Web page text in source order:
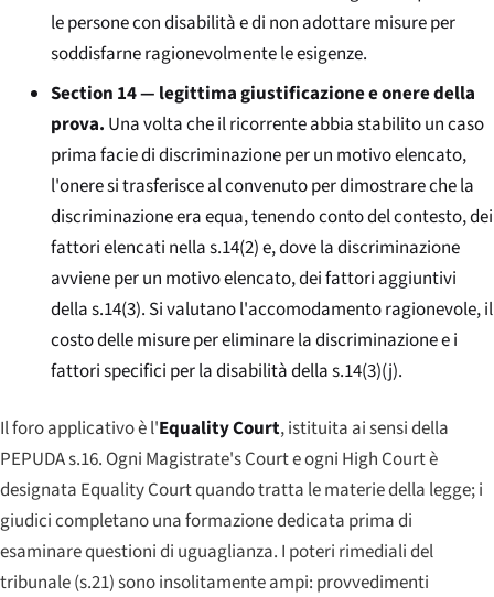
le persone con disabilità e di non adottare misure per
soddisfarne ragionevolmente le esigenze.
Section 14 — legittima giustificazione e onere della
prova. Una volta che il ricorrente abbia stabilito un caso
prima facie di discriminazione per un motivo elencato,
l'onere si trasferisce al convenuto per dimostrare che la
discriminazione era equa, tenendo conto del contesto, dei
fattori elencati nella s.14(2) e, dove la discriminazione
avviene per un motivo elencato, dei fattori aggiuntivi
della s.14(3). Si valutano l'accomodamento ragionevole, il
costo delle misure per eliminare la discriminazione e i
fattori specifici per la disabilità della s.14(3)(j).
Il foro applicativo è l'Equality Court, istituita ai sensi della
PEPUDA s.16. Ogni Magistrate's Courte ogni High Courtè
designata Equality Courtquando tratta le materie della legge; i
giudici completano una formazione dedicata prima di
esaminare questioni di uguaglianza. I poteri rimediali del
tribunale (s.21) sono insolitamente ampi: provvedimenti